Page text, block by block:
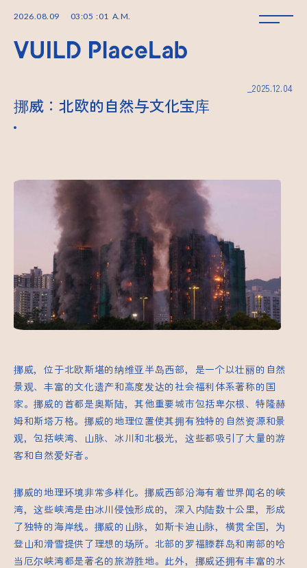
2026.08.09 03:05 :01 A.M.
_2025.12.04
挪威：北欧的自然与文化宝库
挪威，位于北欧斯堪的纳维亚半岛西部，是一个以壮丽的自然
景观、丰富的文化遗产和高度发达的社会福利体系著称的国
家。挪威的首都是奥斯陆，其他重要城市包括卑尔根、特隆赫
姆和斯塔万格。挪威的地理位置使其拥有独特的自然资源和景
观，包括峡湾、山脉、冰川和北极光，这些都吸引了大量的游
客和自然爱好者。
挪威的地理环境非常多样化。挪威西部沿海有着世界闻名的峡
湾，这些峡湾是由冰川侵蚀形成的，深入内陆数十公里，形成
了独特的海岸线。挪威的山脉，如斯卡迪山脉，横贯全国，为
登山和滑雪提供了理想的场所。北部的罗福滕群岛和南部的哈
当厄尔峡湾都是著名的旅游胜地。此外，挪威还拥有丰富的水